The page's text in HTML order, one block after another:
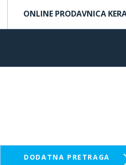
ONLINE PRODAVNICA
DODATNA PRETRAGA